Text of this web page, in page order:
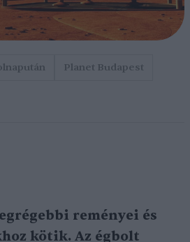
Planet Budapest
reményei és
kötik. Az égbolt